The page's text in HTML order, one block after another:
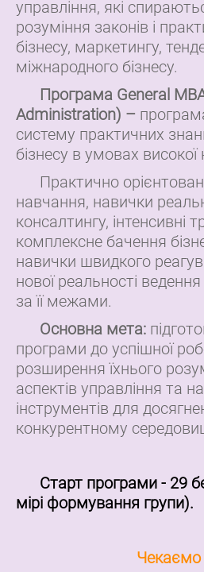
управління, які
розуміння законів і
бізнесу, маркетингу,
міжнародного бізнесу.
Програма General
Administration) –
систему практичних
бізнесу в умовах високої
Практично
навчання, навички
консалтингу, інтенсивні
комплексне бачення
навички швидкого
нової реальності ведення
за її межами.
Основна мета:
програми до успішної
розширення їхнього
аспектів управління та
інструментів для
конкурентному
Старт програми - 29
мірі формування групи).